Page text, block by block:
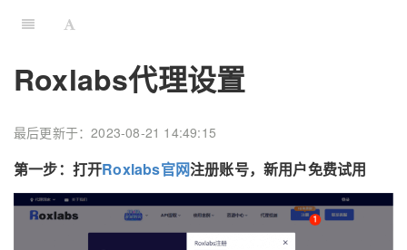
Roxlabs代理设置
最后更新于：2023-08-21 14:49:15
第一步：打开Roxlabs官网注册账号，新用户免费试用